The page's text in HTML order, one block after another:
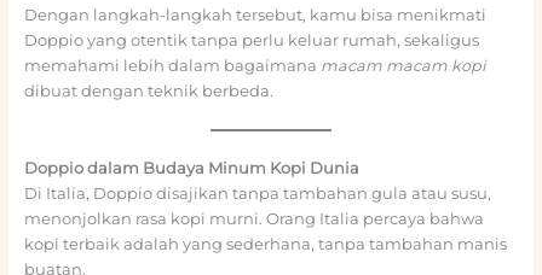
Dengan langkah-langkah tersebut, kamu bisa menikmati
Doppio yang otentik tanpa perlu keluar rumah, sekaligus
memahami lebih dalam bagaimana macam macam kopi
dibuat dengan teknik berbeda.
Doppio dalam Budaya Minum Kopi Dunia
Di Italia, Doppio disajikan tanpa tambahan gula atau susu,
menonjolkan rasa kopi murni. Orang Italia percaya bahwa
kopi terbaik adalah yang sederhana, tanpa tambahan manis
buatan.